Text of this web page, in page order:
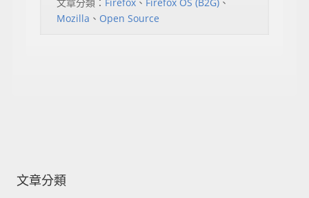
文章分類： Firefox 、 Firefox OS (B2G) 、
Mozilla 、 Open Source
文章分類